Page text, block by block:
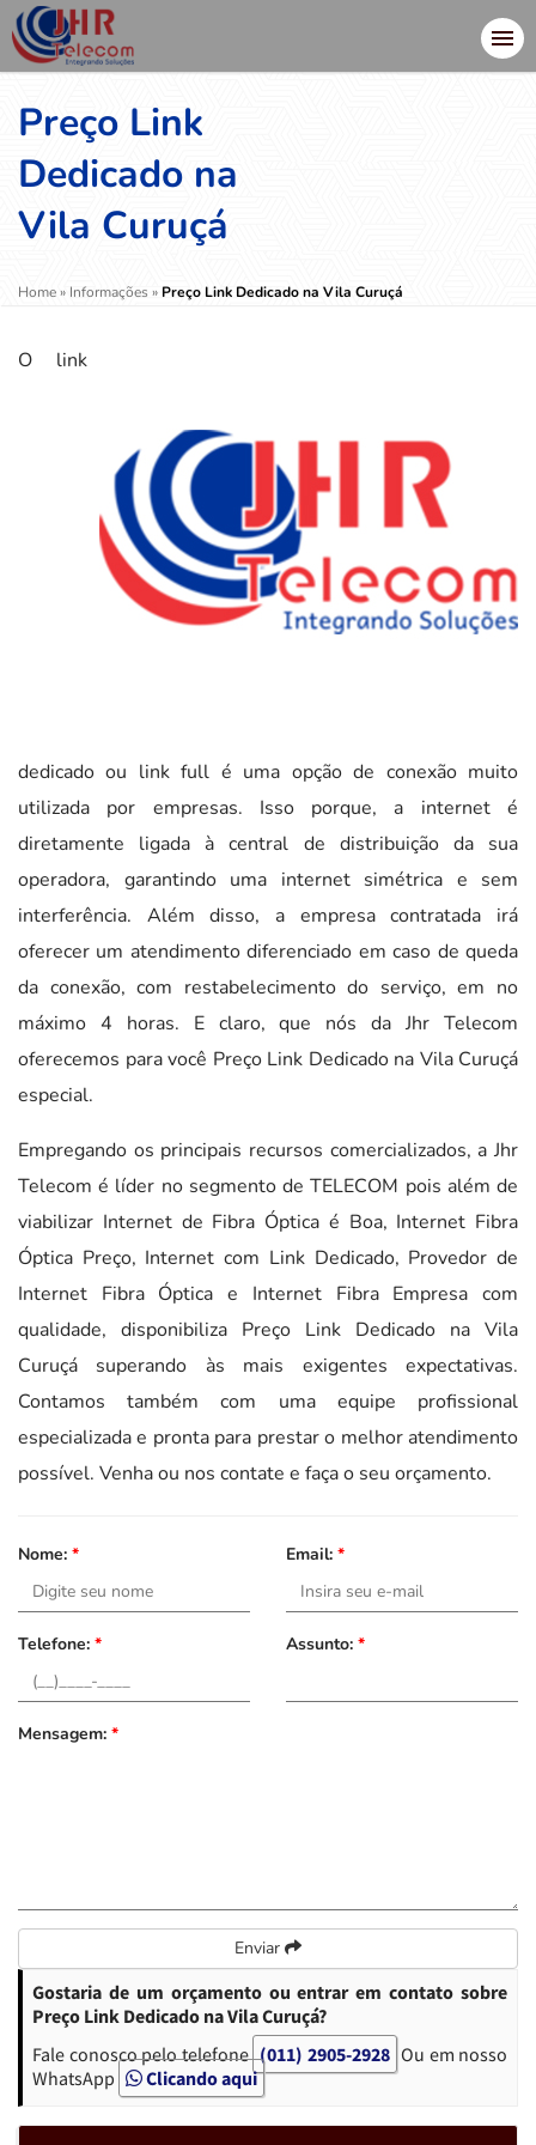
Preço Link
Dedicado na
Vila Curuçá
Home» Informações » Preço Link Dedicado na Vila Curuçá
O link
dedicado ou link full é uma opção de conexão muito
utilizada por empresas. Isso porque, a internet é
diretamente ligada à central de distribuição da sua
operadora, garantindo uma internet simétrica e sem
interferência. Além disso, a empresa contratada irá
oferecer um atendimento diferenciado em caso de queda
da conexão, com restabelecimento do serviço, em no
máximo 4 horas. E claro, que nós da Jhr Telecom
oferecemos para você Preço Link Dedicado na Vila Curuçá
especial.
Empregando os principais recursos comercializados, a Jhr
Telecom é líder no segmento de TELECOM pois além de
viabilizar Internet de Fibra Óptica é Boa, Internet Fibra
Óptica Preço, Internet com Link Dedicado, Provedor de
Internet Fibra Óptica e Internet Fibra Empresa com
qualidade, disponibiliza Preço Link Dedicado na Vila
Curuçá superando às mais exigentes expectativas.
Contamos também com uma equipe profissional
especializada e pronta para prestar o melhor atendimento
possível. Venha ou nos contate e faça o seu orçamento.
Nome: * Email: *
Telefone: * Assunto: *
Mensagem: *
Enviar
Gostaria de um orçamento ou entrar em contato sobre
Preço Link Dedicado na Vila Curuçá?
Fale conosco pelo telefone (011) 2905-2928 Ou em nosso
WhatsApp
Clicando aqui